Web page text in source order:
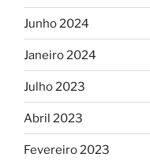
Junho 2024
Janeiro 2024
Julho 2023
Abril 2023
Fevereiro 2023